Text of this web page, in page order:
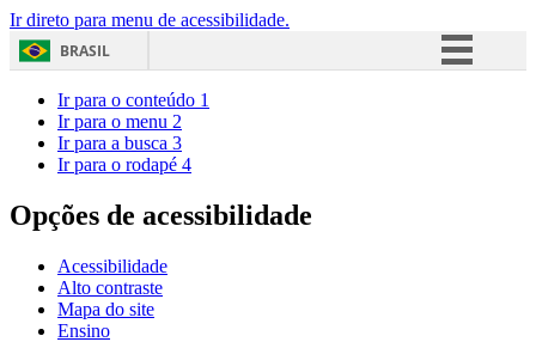
Ir direto para menu de acessibilidade.
BRASIL
Acesso à informação
Ir para o conteúdo 1
Ir para o menu 2
Ir para a busca 3
Ir para o rodapé 4
Opções de acessibilidade
Acessibilidade
Alto contraste
Mapa do site
Ensino